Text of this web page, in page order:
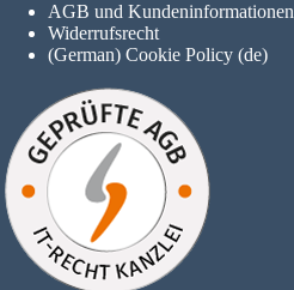
AGB und Kundeninformationen
Widerrufsrecht
(German) Cookie Policy (de)